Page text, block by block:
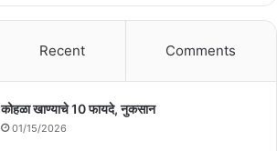
Recent Comments
कोहळा खाण्याचे 10 फायदे, नुकसान
01/15/2026